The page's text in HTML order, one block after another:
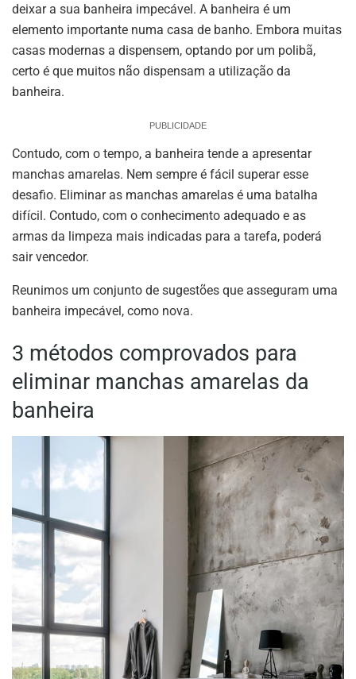
deixar a sua banheira impecável. A banheira é um
elemento importante numa casa de banho. Embora muitas
casas modernas a dispensem, optando por um polibã,
certo é que muitos não dispensam a utilização da
banheira.
PUBLICIDADE
Contudo, com o tempo, a banheira tende a apresentar
manchas amarelas. Nem sempre é fácil superar esse
desafio. Eliminar as manchas amarelas é uma batalha
difícil. Contudo, com o conhecimento adequado e as
armas da limpeza mais indicadas para a tarefa, poderá
sair vencedor.
Reunimos um conjunto de sugestões que asseguram uma
banheira impecável, como nova.
3 métodos comprovados para
eliminar manchas amarelas da
banheira